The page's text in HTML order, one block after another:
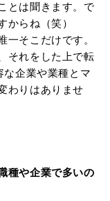
とは聞きます。で
からね（笑）
一そこだけです。
それをした上で転
企業や業種とマ
わりはありませ
種や企業で多いの